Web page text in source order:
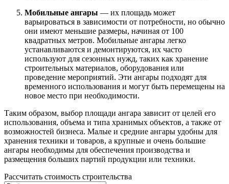
Мобильные ангары — их площадь может
варьироваться в зависимости от потребности, но обычно
они имеют меньшие размеры, начиная от 100
квадратных метров. Мобильные ангары легко
устанавливаются и демонтируются, их часто
используют для сезонных нужд, таких как хранение
строительных материалов, оборудования или
проведение мероприятий. Эти ангары подходят для
временного использования и могут быть перемещены на
новое место при необходимости.
Таким образом, выбор площади ангара зависит от целей его
использования, объема и типа хранимых объектов, а также от
возможностей бизнеса. Малые и средние ангары удобны для
хранения техники и товаров, а крупные и очень большие
ангары необходимы для обеспечения производства и
размещения больших партий продукции или техники.
Рассчитать стоимость строительства